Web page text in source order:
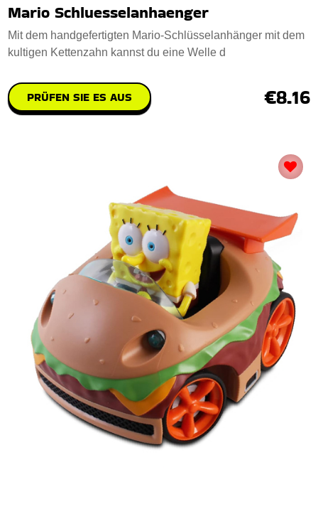
Mario Schluesselanhaenger
Mit dem handgefertigten Mario-Schlüsselanhänger mit dem
kultigen Kettenzahn kannst du eine Welle d
PRÜFEN SIE ES AUS €8.16